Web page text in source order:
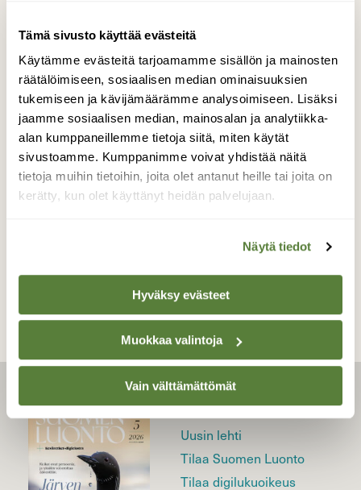
Tämä sivusto käyttää evästeitä
Käytämme evästeitä tarjoamamme sisällön ja mainosten
räätälöimiseen, sosiaalisen median ominaisuuksien
tukemiseen ja kävijämäärämme analysoimiseen. Lisäksi
jaamme sosiaalisen median, mainosalan ja analytiikka-
alan kumppaneillemme tietoja siitä, miten käytät
sivustoamme. Kumppanimme voivat yhdistää näitä
tietoja muihin tietoihin, joita olet antanut heille tai joita on
kerätty, kun olet käyttänyt heidän palvelujaan.
Näytä tiedot
Hyväksy evästeet
Muokkaa valintoja
Vain välttämättömät
Päijänteen rannoilla...
..pieni tuulenvire sai vedessä aikaan kaunista
väreilyä.
Valokuvaaja: Arja Valtonen, Karisalmi
Pulkkilanharju 27.1.2023
TAKAISIN LISTAAN
LEHTI
Uusin lehti
Tilaa Suomen Luonto
Tilaa digilukuoikeus